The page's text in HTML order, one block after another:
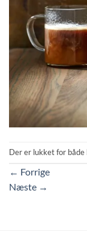
Der er lukket for
← Forrige
Næste →